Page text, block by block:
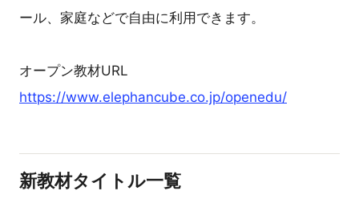
ール、家庭などで自由に利用できます。
オープン教材URL
https://www.elephancube.co.jp/openedu/
新教材タイトル一覧